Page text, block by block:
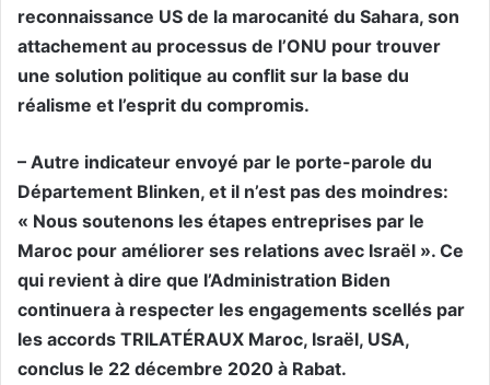
reconnaissance US de la marocanité du Sahara, son
attachement au processus de l’ONU pour trouver
une solution politique au conflit sur la base du
réalisme et l’esprit du compromis.
– Autre indicateur envoyé par le porte-parole du
Département Blinken, et il n’est pas des moindres:
« Nous soutenons les étapes entreprises par le
Maroc pour améliorer ses relations avec Israël ». Ce
qui revient à dire que l’Administration Biden
continuera à respecter les engagements scellés par
les accords TRILATÉRAUX Maroc, Israël, USA,
conclus le 22 décembre 2020 à Rabat.